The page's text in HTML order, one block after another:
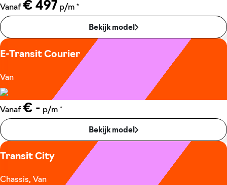
Vanaf € 497 p/m *
Bekijk model
E-Transit Courier
Van
Vanaf € - p/m *
Bekijk model
Transit City
Chassis, Van